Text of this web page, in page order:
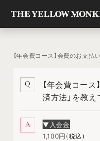
【年会費コース】会費のお支払
Q
【年会費コース
済方法」を教え
A
▼入会金
1,100円(税込)